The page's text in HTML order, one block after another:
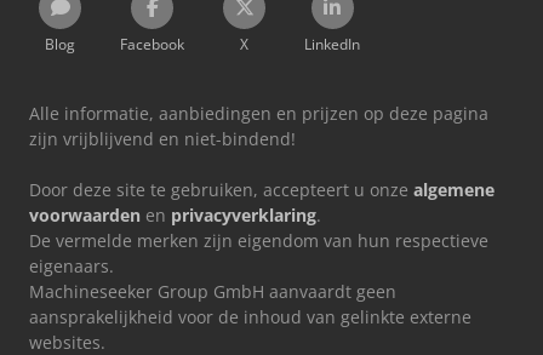
Blog Facebook X LinkedIn
Alle informatie, aanbiedingen en prijzen op deze pagina
zijn vrijblijvend en niet-bindend!
Door deze site te gebruiken, accepteert u onze algemene
voorwaarden en privacyverklaring.
De vermelde merken zijn eigendom van hun respectieve
eigenaars.
Machineseeker Group GmbH aanvaardt geen
aansprakelijkheid voor de inhoud van gelinkte externe
websites.